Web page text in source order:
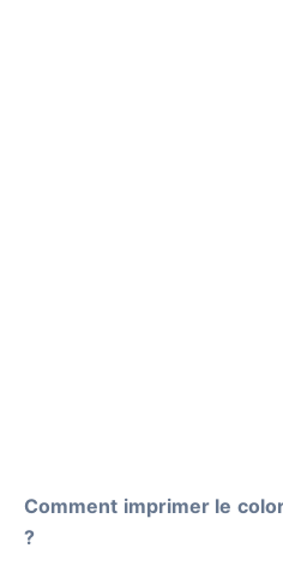
Comment imprimer le
?